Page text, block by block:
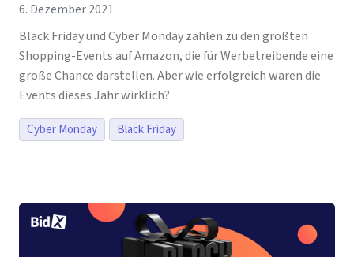
6. Dezember 2021
Black Friday und Cyber Monday zählen zu den größten
Shopping-Events auf Amazon, die für Werbetreibende eine
große Chance darstellen. Aber wie erfolgreich waren die
Events dieses Jahr wirklich?
Cyber Monday Black Friday